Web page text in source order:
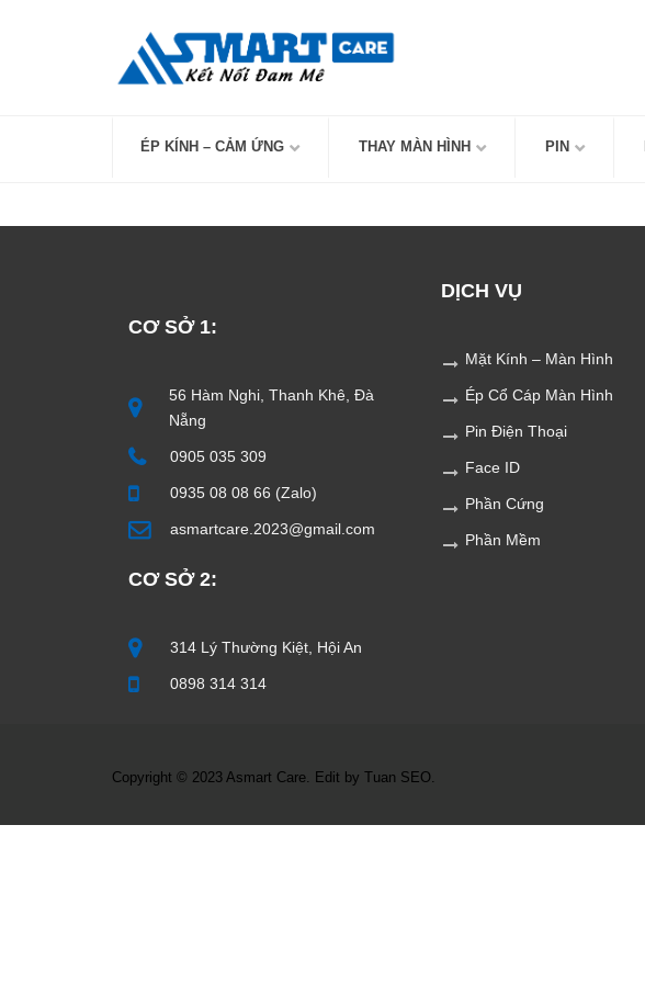
ÉP KÍNH – CẢM ỨNG THAY MÀN HÌNH PIN
CƠ SỞ 1:
56 Hàm Nghi, Thanh Khê, Đà
Nẵng
0905 035 309
0935 08 08 66 (Zalo)
asmartcare.2023@gmail.com
CƠ SỞ 2:
314 Lý Thường Kiệt, Hội An
0898 314 314
DỊCH VỤ
Mặt Kính – Màn Hình
Ép Cổ Cáp Màn Hình
Pin Điện Thoại
Face ID
Phần Cứng
Phần Mềm
Copyright © 2023 Asmart Care. Edit by Tuan SEO.